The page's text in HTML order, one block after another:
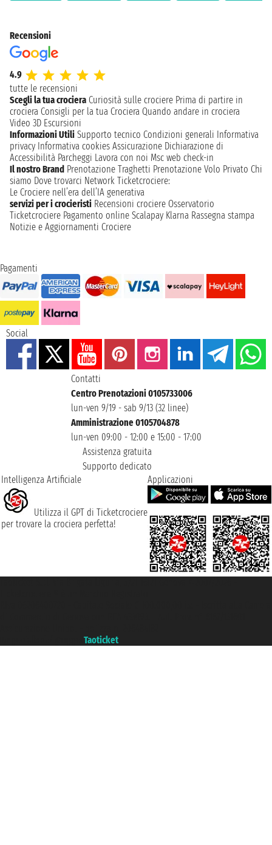
Recensioni
4.9
tutte le recensioni
Scegli la tua crociera Curiosità sulle crociere Prima di partire in
crociera Consigli per la tua Crociera Quando andare in crociera
Video 3D Escursioni
Informazioni Utili Supporto tecnico Condizioni generali Informativa
privacy Informativa cookies Assicurazione Dichiarazione di
Accessibilità Parcheggi Lavora con noi Msc web check-in
Il nostro Brand Prenotazione Traghetti Prenotazione Volo Privato Chi
siamo Dove trovarci Network Ticketcrociere:
Le Crociere nell’era dell’IA generativa
servizi per i crocieristi Recensioni crociere Osservatorio
Ticketcrociere Pagamento online Scalapay Klarna Rassegna stampa
Notizie e Aggiornamenti Crociere
Pagamenti
Social
Contatti
Centro Prenotazioni 0105733006
lun-ven 9/19 - sab 9/13 (32 linee)
Amministrazione 0105704878
lun-ven 09:00 - 12:00 e 15:00 - 17:00
Assistenza gratuita
Supporto dedicato
Intelligenza Artificiale
Utilizza il GPT di Ticketcrociere
per trovare la crociera perfetta!
Applicazioni
Taoticket